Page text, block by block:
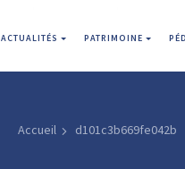
ACTUALITÉS PATRIMOINE
Accueil d101c3b669fe042b